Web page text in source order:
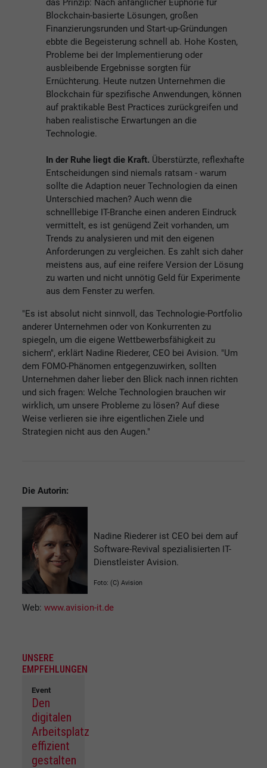
das Prinzip: Nach anfänglicher Euphorie für
Blockchain-basierte Lösungen, großen
Finanzierungsrunden und Start-up-Gründungen
ebbte die Begeisterung schnell ab. Hohe Kosten,
Probleme bei der Implementierung oder
ausbleibende Ergebnisse sorgten für
Ernüchterung. Heute nutzen Unternehmen die
Blockchain für spezifische Anwendungen, können
auf praktikable Best Practices zurückgreifen und
haben realistische Erwartungen an die
Technologie.
In der Ruhe liegt die Kraft. Überstürzte, reflexhafte
Entscheidungen sind niemals ratsam - warum
sollte die Adaption neuer Technologien da einen
Unterschied machen? Auch wenn die
schnelllebige IT-Branche einen anderen Eindruck
vermittelt, es ist genügend Zeit vorhanden, um
Trends zu analysieren und mit den eigenen
Anforderungen zu vergleichen. Es zahlt sich daher
meistens aus, auf eine reifere Version der Lösung
zu warten und nicht unnötig Geld für Experimente
aus dem Fenster zu werfen.
"Es ist absolut nicht sinnvoll, das Technologie-Portfolio
anderer Unternehmen oder von Konkurrenten zu
spiegeln, um die eigene Wettbewerbsfähigkeit zu
sichern", erklärt Nadine Riederer, CEO bei Avision. "Um
dem FOMO-Phänomen entgegenzuwirken, sollten
Unternehmen daher lieber den Blick nach innen richten
und sich fragen: Welche Technologien brauchen wir
wirklich, um unsere Probleme zu lösen? Auf diese
Weise verlieren sie ihre eigentlichen Ziele und
Strategien nicht aus den Augen."
Die Autorin:
Nadine Riederer ist CEO bei dem auf
Software-Revival spezialisierten IT-
Dienstleister Avision.
Foto: (C) Avision
Web: www.avision-it.de
UNSERE
EMPFEHLUNGEN
Event
Den
digitalen
Arbeitsplatz
effizient
gestalten